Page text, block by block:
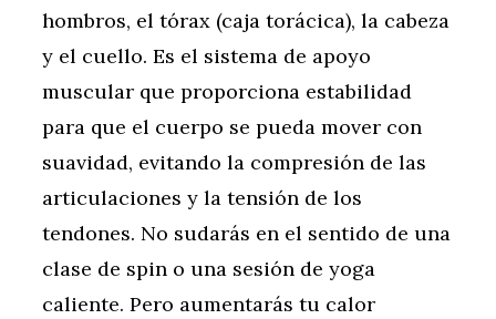
hombros, el tórax (caja torácica), la cabeza
y el cuello. Es el sistema de apoyo
muscular que proporciona estabilidad
para que el cuerpo se pueda mover con
suavidad, evitando la compresión de las
articulaciones y la tensión de los
tendones. No sudarás en el sentido de una
clase de spin o una sesión de yoga
caliente. Pero aumentarás tu calor